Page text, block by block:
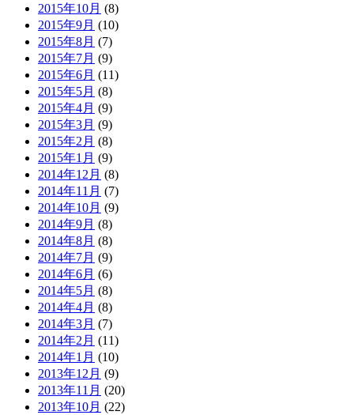
2015年10月 (8)
2015年9月 (10)
2015年8月 (7)
2015年7月 (9)
2015年6月 (11)
2015年5月 (8)
2015年4月 (9)
2015年3月 (9)
2015年2月 (8)
2015年1月 (9)
2014年12月 (8)
2014年11月 (7)
2014年10月 (9)
2014年9月 (8)
2014年8月 (8)
2014年7月 (9)
2014年6月 (6)
2014年5月 (8)
2014年4月 (8)
2014年3月 (7)
2014年2月 (11)
2014年1月 (10)
2013年12月 (9)
2013年11月 (20)
2013年10月 (22)